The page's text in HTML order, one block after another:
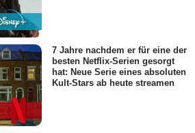
7 Jahre nachdem er für eine der
besten Netflix-Serien gesorgt
hat: Neue Serie eines absoluten
Kult-Stars ab heute streamen